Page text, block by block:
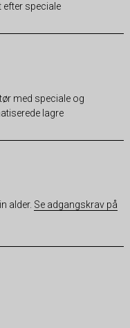
efter speciale
med speciale og
lagre
alder. Se adgangskrav på